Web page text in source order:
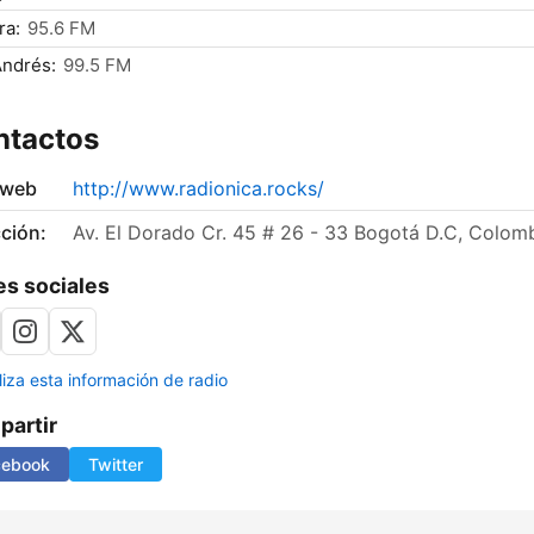
95.6 FM
99.5 FM
http://www.radionica.rocks/
Av. El Dorado Cr. 45 # 26 - 33 Bogotá D.C,
sociales
esta información de radio
Twitter